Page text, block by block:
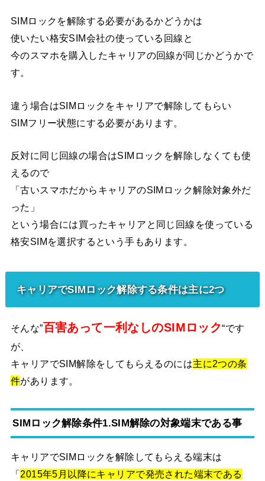
SIMロックを解除する必要があるかどうかは
使いたい格安SIM会社の使っている回線と
今のスマホを購入したキャリアの回線が同じかどうかで
す。
違う場合はSIMロックをキャリアで解除してもらい
SIMフリー状態にする必要があります。
反対に同じ回線の場合はSIMロックを解除しなくても使
えるので
「古いスマホだからキャリアのSIMロック解除対象外だ
った」
という場合には買ったキャリアと同じ回線を使っている
格安SIMを選択するという手もあります。
キャリアでSIMロック解除する条件は主に2つ
そんな”百害あって一利なしのSIMロック“です
が、
キャリアでSIM解除をしてもらえるのには主に2つの条
件があります。
SIMロック解除条件1.SIM解除の対象端末である事
キャリアでSIMロックを解除してもらえる端末は
「2015年5月以降にキャリアで発売された端末である